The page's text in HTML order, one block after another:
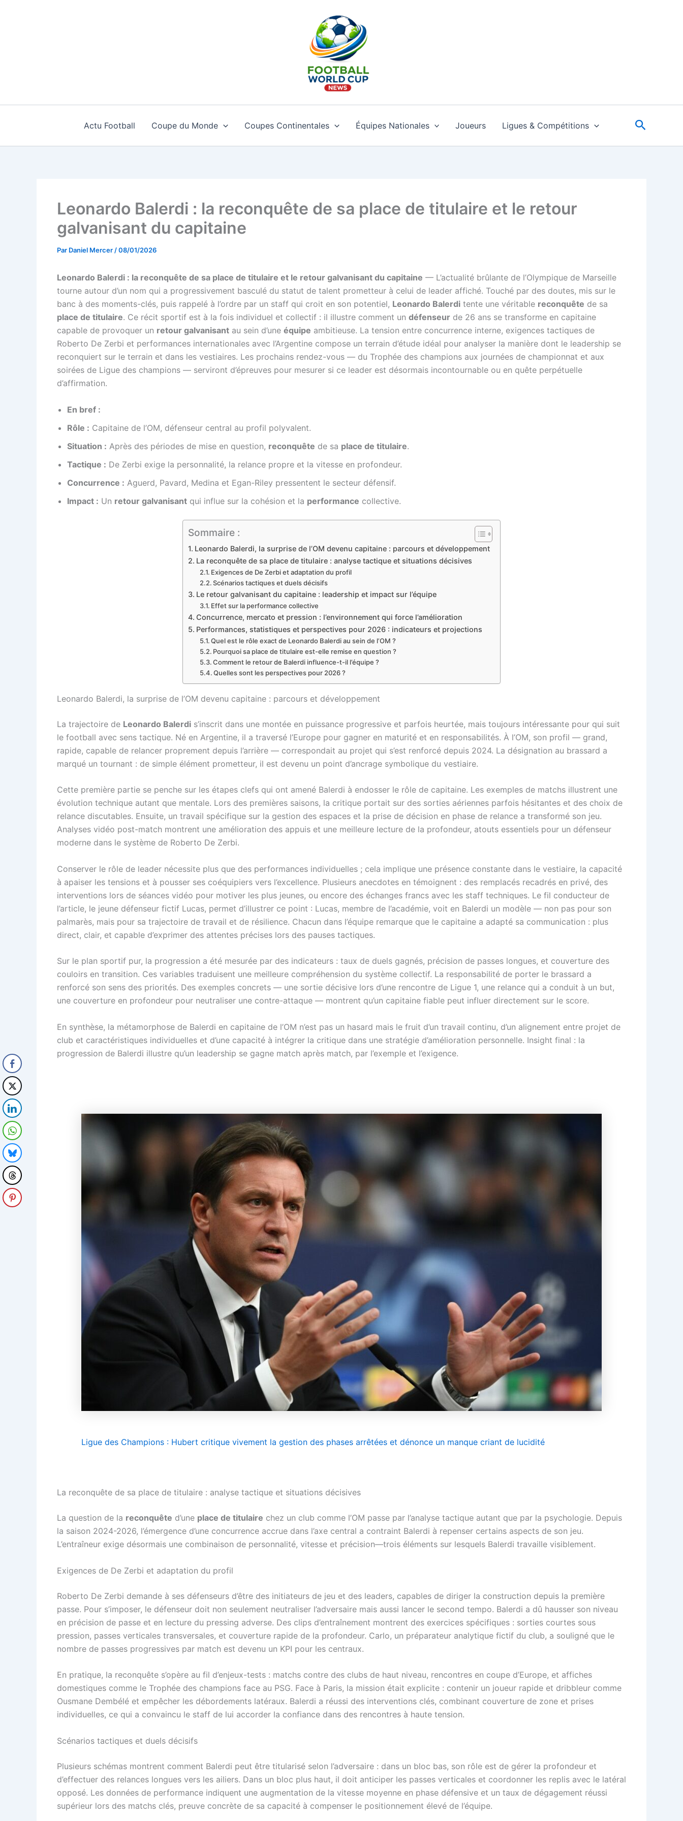
Actu Football Coupe du Monde Coupes Continentales Équipes Nationales Joueurs Ligues & Compétitions
Leonardo Balerdi : la reconquête de sa place de titulaire et le retour
galvanisant du capitaine
Par Daniel Mercer /08/01/2026
Leonardo Balerdi : la reconquête de sa place de titulaire et le retour galvanisant du capitaine — L’actualité brûlante de l’Olympique de Marseille
tourne autour d’un nom qui a progressivement basculé du statut de talent prometteur à celui de leader affiché. Touché par des doutes, mis sur le
banc à des moments-clés, puis rappelé à l’ordre par un staff qui croit en son potentiel, Leonardo Balerdi tente une véritable reconquête de sa
place de titulaire. Ce récit sportif est à la fois individuel et collectif : il illustre comment un défenseur de 26 ans se transforme en capitaine
capable de provoquer un retour galvanisant au sein d’une équipe ambitieuse. La tension entre concurrence interne, exigences tactiques de
Roberto De Zerbi et performances internationales avec l’Argentine compose un terrain d’étude idéal pour analyser la manière dont le leadership se
reconquiert sur le terrain et dans les vestiaires. Les prochains rendez-vous — du Trophée des champions aux journées de championnat et aux
soirées de Ligue des champions — serviront d’épreuves pour mesurer si ce leader est désormais incontournable ou en quête perpétuelle
d’affirmation.
En bref :
Rôle : Capitaine de l’OM, défenseur central au profil polyvalent.
Situation : Après des périodes de mise en question, reconquête de sa place de titulaire.
Tactique : De Zerbi exige la personnalité, la relance propre et la vitesse en profondeur.
Concurrence : Aguerd, Pavard, Medina et Egan-Riley pressentent le secteur défensif.
Impact : Un retour galvanisant qui influe sur la cohésion et la performance collective.
Sommaire :
Leonardo Balerdi, la surprise de l’OM devenu capitaine : parcours et développement
La reconquête de sa place de titulaire : analyse tactique et situations décisives
Exigences de De Zerbi et adaptation du profil
Scénarios tactiques et duels décisifs
Le retour galvanisant du capitaine : leadership et impact sur l’équipe
Effet sur la performance collective
Concurrence, mercato et pression : l’environnement qui force l’amélioration
Performances, statistiques et perspectives pour 2026 : indicateurs et projections
Quel est le rôle exact de Leonardo Balerdi au sein de l’OM ?
Pourquoi sa place de titulaire est-elle remise en question ?
Comment le retour de Balerdi influence-t-il l’équipe ?
Quelles sont les perspectives pour 2026 ?
Leonardo Balerdi, la surprise de l’OM devenu capitaine : parcours et développement
La trajectoire de Leonardo Balerdi s’inscrit dans une montée en puissance progressive et parfois heurtée, mais toujours intéressante pour qui suit
le football avec sens tactique. Né en Argentine, il a traversé l’Europe pour gagner en maturité et en responsabilités. À l’OM, son profil — grand,
rapide, capable de relancer proprement depuis l’arrière — correspondait au projet qui s’est renforcé depuis 2024. La désignation au brassard a
marqué un tournant : de simple élément prometteur, il est devenu un point d’ancrage symbolique du vestiaire.
Cette première partie se penche sur les étapes clefs qui ont amené Balerdi à endosser le rôle de capitaine. Les exemples de matchs illustrent une
évolution technique autant que mentale. Lors des premières saisons, la critique portait sur des sorties aériennes parfois hésitantes et des choix de
relance discutables. Ensuite, un travail spécifique sur la gestion des espaces et la prise de décision en phase de relance a transformé son jeu.
Analyses vidéo post-match montrent une amélioration des appuis et une meilleure lecture de la profondeur, atouts essentiels pour un défenseur
moderne dans le système de Roberto De Zerbi.
Conserver le rôle de leader nécessite plus que des performances individuelles ; cela implique une présence constante dans le vestiaire, la capacité
à apaiser les tensions et à pousser ses coéquipiers vers l’excellence. Plusieurs anecdotes en témoignent : des remplacés recadrés en privé, des
interventions lors de séances vidéo pour motiver les plus jeunes, ou encore des échanges francs avec les staff techniques. Le fil conducteur de
l’article, le jeune défenseur fictif Lucas, permet d’illustrer ce point : Lucas, membre de l’académie, voit en Balerdi un modèle — non pas pour son
palmarès, mais pour sa trajectoire de travail et de résilience. Chacun dans l’équipe remarque que le capitaine a adapté sa communication : plus
direct, clair, et capable d’exprimer des attentes précises lors des pauses tactiques.
Sur le plan sportif pur, la progression a été mesurée par des indicateurs : taux de duels gagnés, précision de passes longues, et couverture des
couloirs en transition. Ces variables traduisent une meilleure compréhension du système collectif. La responsabilité de porter le brassard a
renforcé son sens des priorités. Des exemples concrets — une sortie décisive lors d’une rencontre de Ligue 1, une relance qui a conduit à un but,
une couverture en profondeur pour neutraliser une contre-attaque — montrent qu’un capitaine fiable peut influer directement sur le score.
En synthèse, la métamorphose de Balerdi en capitaine de l’OM n’est pas un hasard mais le fruit d’un travail continu, d’un alignement entre projet de
club et caractéristiques individuelles et d’une capacité à intégrer la critique dans une stratégie d’amélioration personnelle. Insight final : la
progression de Balerdi illustre qu’un leadership se gagne match après match, par l’exemple et l’exigence.
Ligue des Champions : Hubert critique vivement la gestion des phases arrêtées et dénonce un manque criant de lucidité
La reconquête de sa place de titulaire : analyse tactique et situations décisives
La question de la reconquête d’une place de titulaire chez un club comme l’OM passe par l’analyse tactique autant que par la psychologie. Depuis
la saison 2024-2026, l’émergence d’une concurrence accrue dans l’axe central a contraint Balerdi à repenser certains aspects de son jeu.
L’entraîneur exige désormais une combinaison de personnalité, vitesse et précision—trois éléments sur lesquels Balerdi travaille visiblement.
Exigences de De Zerbi et adaptation du profil
Roberto De Zerbi demande à ses défenseurs d’être des initiateurs de jeu et des leaders, capables de diriger la construction depuis la première
passe. Pour s’imposer, le défenseur doit non seulement neutraliser l’adversaire mais aussi lancer le second tempo. Balerdi a dû hausser son niveau
en précision de passe et en lecture du pressing adverse. Des clips d’entraînement montrent des exercices spécifiques : sorties courtes sous
pression, passes verticales transversales, et couverture rapide de la profondeur. Carlo, un préparateur analytique fictif du club, a souligné que le
nombre de passes progressives par match est devenu un KPI pour les centraux.
En pratique, la reconquête s’opère au fil d’enjeux-tests : matchs contre des clubs de haut niveau, rencontres en coupe d’Europe, et affiches
domestiques comme le Trophée des champions face au PSG. Face à Paris, la mission était explicite : contenir un joueur rapide et dribbleur comme
Ousmane Dembélé et empêcher les débordements latéraux. Balerdi a réussi des interventions clés, combinant couverture de zone et prises
individuelles, ce qui a convaincu le staff de lui accorder la confiance dans des rencontres à haute tension.
Scénarios tactiques et duels décisifs
Plusieurs schémas montrent comment Balerdi peut être titularisé selon l’adversaire : dans un bloc bas, son rôle est de gérer la profondeur et
d’effectuer des relances longues vers les ailiers. Dans un bloc plus haut, il doit anticiper les passes verticales et coordonner les replis avec le latéral
opposé. Les données de performance indiquent une augmentation de la vitesse moyenne en phase défensive et un taux de dégagement réussi
supérieur lors des matchs clés, preuve concrète de sa capacité à compenser le positionnement élevé de l’équipe.